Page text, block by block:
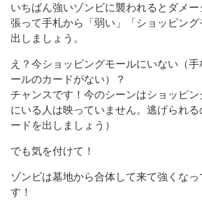
いちばん強いゾンビに襲われるとダメ
張って手札から「弱い」「ショッピン
出しましょう。
え？今ショッピングモールにいない（
ールのカードがない）？
チャンスです！今のシーンはショッピ
にいる人は映っていません。逃げられ
ードを出しましょう）
でも気を付けて！
ゾンビは墓地から合体して来て強くな
す！